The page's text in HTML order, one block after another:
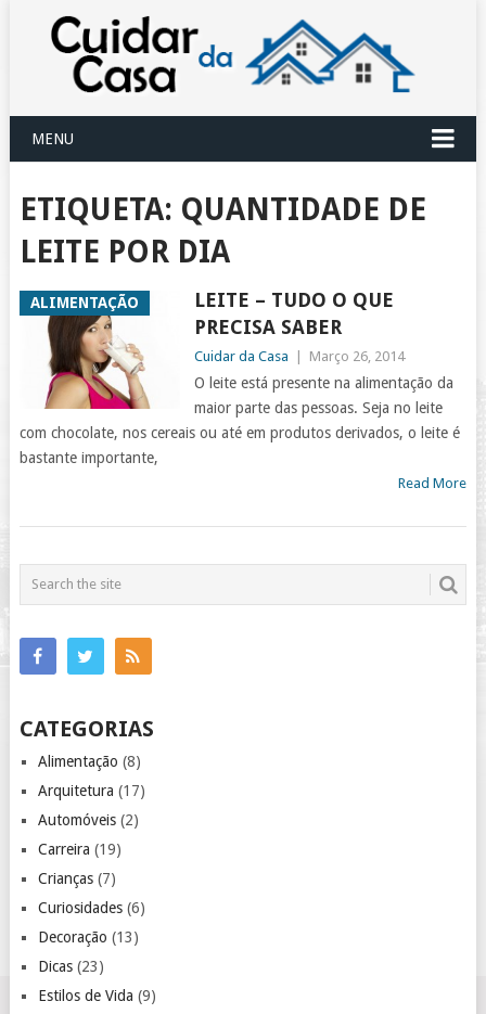
MENU
ETIQUETA: QUANTIDADE DE
LEITE POR DIA
ALIMENTAÇÃO
LEITE – TUDO O QUE
PRECISA SABER
Cuidar da Casa Março 26, 2014
O leite está presente na alimentação da
maior parte das pessoas. Seja no leite
com chocolate, nos cereais ou até em produtos derivados, o leite é
bastante importante,
Read More
CATEGORIAS
Alimentação (8)
Arquitetura (17)
Automóveis(2)
Carreira (19)
Crianças(7)
Curiosidades(6)
Decoração (13)
Dicas(23)
Estilos de Vida (9)